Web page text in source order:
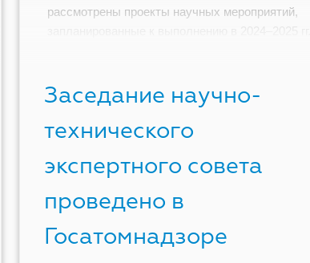
рассмотрены проекты научных мероприятий,
Чернобыльской АЭС […]
Заседание научно-
технического
экспертного совета
проведено в
Госатомнадзоре